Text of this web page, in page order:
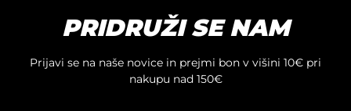
PRIDRUŽI SE NAM
Prijavi se na naše novice in prejmi bon v višini 10€ pri
nakupu nad 150€